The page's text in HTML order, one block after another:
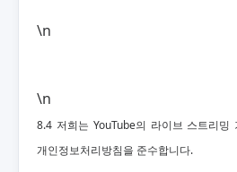
\n
\n
8.4 저희는 YouTube의 라이브 스트리밍
개인정보처리방침을 준수합니다.